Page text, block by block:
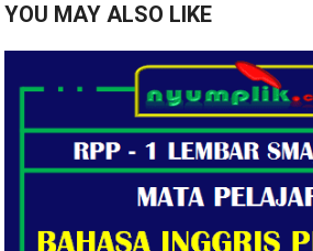
YOU MAY ALSO LIKE